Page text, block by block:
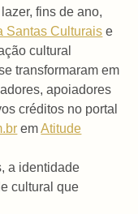
fins de ano,
Santas Culturais e
cultural
transformaram em
apoiadores
créditos no portal
emAtitude
a identidade
cultural que